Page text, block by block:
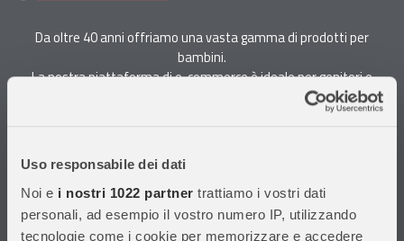
Uso responsabile dei dati
Noi e i nostri 1022 partner trattiamo i vostri dati
personali, ad esempio il vostro numero IP, utilizzando
tecnologie come i cookie per memorizzare e accedere
Da oltre 40 anni offriamo una vasta gamma di prodotti per
bambini.
La nostra piattaforma di e-commerce è ideale per genitori e
specialisti alla ricerca di giocattoli, articoli per l'infanzia, cancelleria e
soddisfare le esigenze dei clienti.
Informazioni